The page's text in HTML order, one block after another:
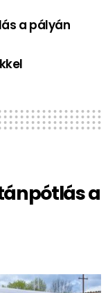
a pályán
a